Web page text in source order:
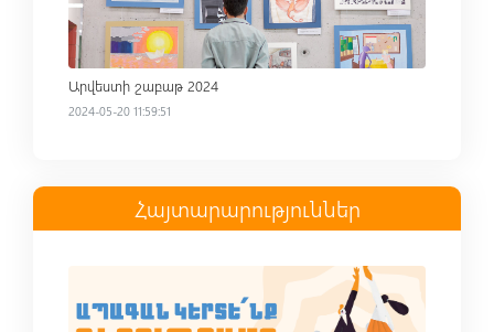
Արվեստի շաբաթ 2024
2024-05-20 11:59:51
Հայտարարություններ